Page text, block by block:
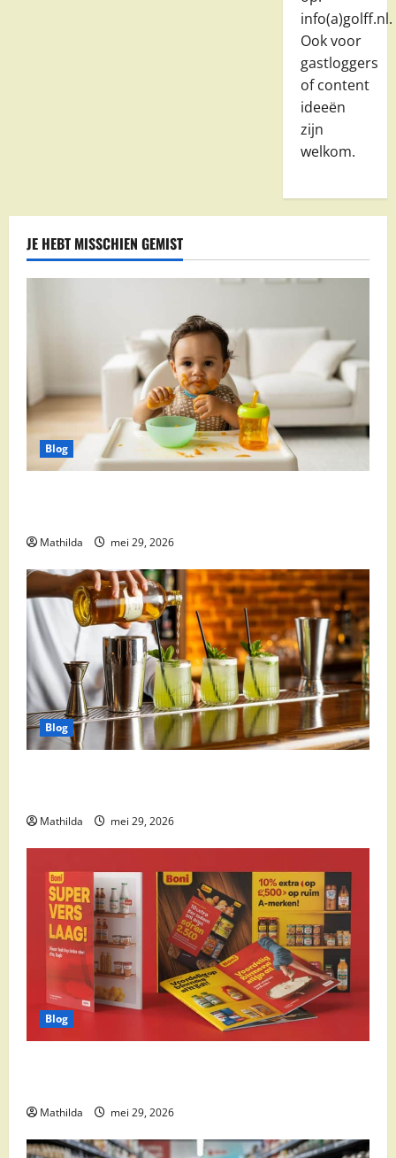
info(a)golff.nl.
Ook voor
gastloggers
of content
ideeën
zijn
welkom.
JE HEBT MISSCHIEN GEMIST
Blog
Mathilda mei 29, 2026
Blog
Mathilda mei 29, 2026
Blog
Mathilda mei 29, 2026